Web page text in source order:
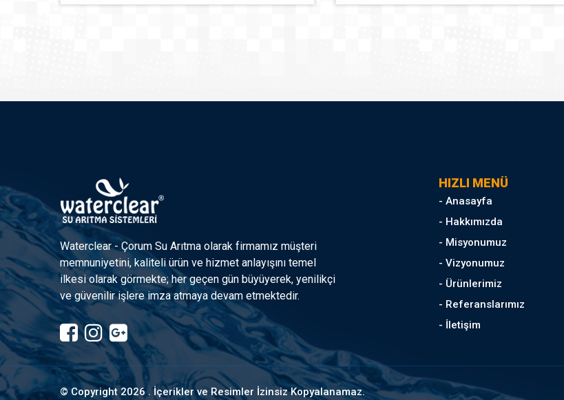
Waterclear - Çorum Su Arıtma olarak firmamız müşteri
memnuniyetini, kaliteli ürün ve hizmet anlayışını temel
ilkesi olarak görmekte; her geçen gün büyüyerek, yenilikçi
ve güvenilir işlere imza atmaya devam etmektedir.
HIZLI MENÜ
- Anasayfa
- Hakkımızda
- Misyonumuz
- Vizyonumuz
- Ürünlerimiz
- Referanslarımız
- İletişim
© Copyright2026 . İçerikler ve Resimler İzinsiz Kopyalanamaz.